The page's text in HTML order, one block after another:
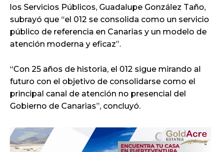
los Servicios Públicos, Guadalupe González Taño,
subrayó que “el 012 se consolida como un servicio
público de referencia en Canarias y un modelo de
atención moderna y eficaz”.
“Con 25 años de historia, el 012 sigue mirando al
futuro con el objetivo de consolidarse como el
principal canal de atención no presencial del
Gobierno de Canarias”, concluyó.